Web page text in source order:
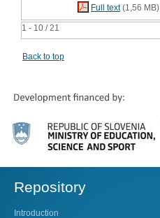
1 - 10 / 21
Full text(1,56 MB)
Back to top
Repository
Introduction